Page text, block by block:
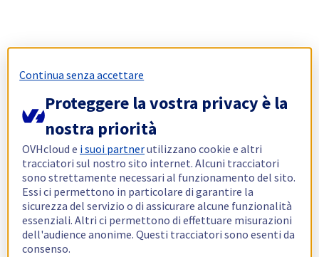
Continua senza accettare
Proteggere la vostra privacy è la
nostra priorità
OVHcloud e i suoi partnerutilizzano cookie e altri
tracciatori sul nostro sito internet. Alcuni tracciatori
sono strettamente necessari al funzionamento del sito.
Essi ci permettono in particolare di garantire la
sicurezza del servizio o di assicurare alcune funzionalità
essenziali. Altri ci permettono di effettuare misurazioni
dell'audience anonime. Questi tracciatori sono esenti da
consenso.